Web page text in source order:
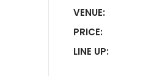
VENUE:
PRICE:
LINE UP: